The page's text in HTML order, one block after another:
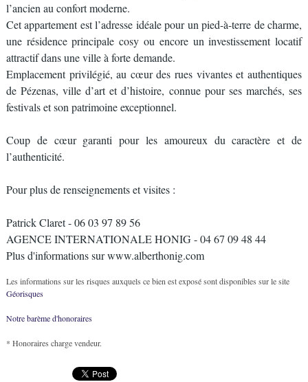
l’ancien au confort moderne.
Cet appartement est l’adresse idéale pour un pied-à-terre de charme,
une résidence principale cosy ou encore un investissement locatif
attractif dans une ville à forte demande.
Emplacement privilégié, au cœur des rues vivantes et authentiques
de Pézenas, ville d’art et d’histoire, connue pour ses marchés, ses
festivals et son patrimoine exceptionnel.
Coup de cœur garanti pour les amoureux du caractère et de
l’authenticité.
Pour plus de renseignements et visites :
Patrick Claret - 06 03 97 89 56
AGENCE INTERNATIONALE HONIG - 04 67 09 48 44
Plus d'informations sur www.alberthonig.com
Les informations sur les risques auxquels ce bien est exposé sont disponibles sur le site
Géorisques
Notre barème d'honoraires
* Honoraires charge vendeur.